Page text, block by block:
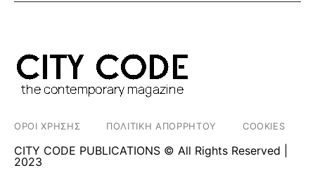
ΟΡΟΙ ΧΡΗΣΗΣ ΠΟΛΙΤΙΚΗ ΑΠΟΡΡΗΤΟΥ COOKIES
CITY CODE PUBLICATIONS © All Rights Reserved |
2023